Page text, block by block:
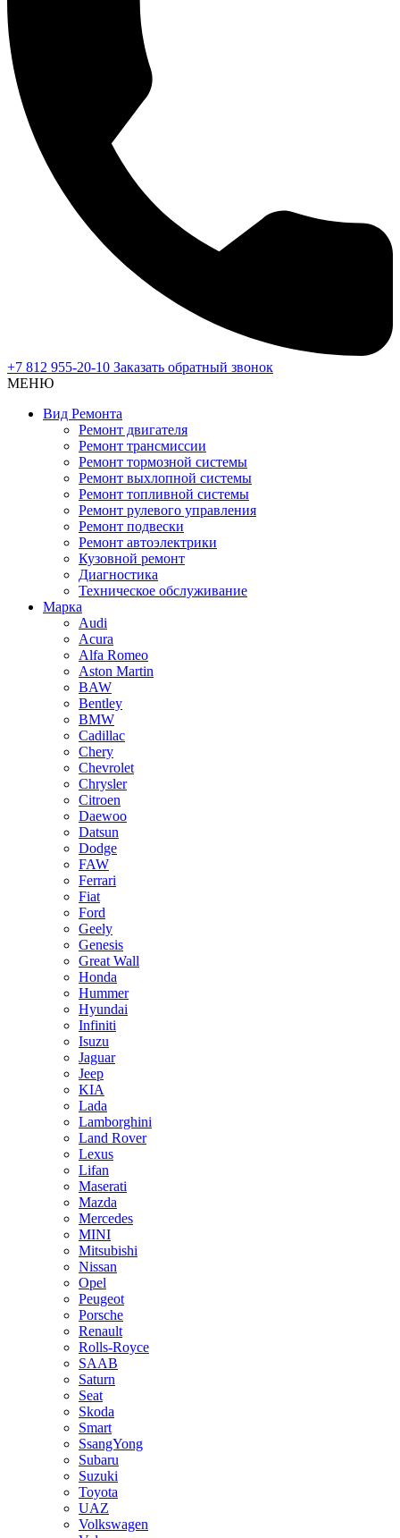
+7 812 955-20-10 Заказать обратный звонок
МЕНЮ
Вид Ремонта
Ремонт двигателя
Ремонт трансмиссии
Ремонт тормозной системы
Ремонт выхлопной системы
Ремонт топливной системы
Ремонт рулевого управления
Ремонт подвески
Ремонт автоэлектрики
Кузовной ремонт
Диагностика
Техническое обслуживание
Марка
Audi
Acura
Alfa Romeo
Aston Martin
BAW
Bentley
BMW
Cadillac
Chery
Chevrolet
Chrysler
Citroen
Daewoo
Datsun
Dodge
FAW
Ferrari
Fiat
Ford
Geely
Genesis
Great Wall
Honda
Hummer
Hyundai
Infiniti
Isuzu
Jaguar
Jeep
KIA
Lada
Lamborghini
Land Rover
Lexus
Lifan
Maserati
Mazda
Mercedes
MINI
Mitsubishi
Nissan
Opel
Peugeot
Porsche
Renault
Rolls-Royce
SAAB
Saturn
Seat
Skoda
Smart
SsangYong
Subaru
Suzuki
Toyota
UAZ
Volkswagen